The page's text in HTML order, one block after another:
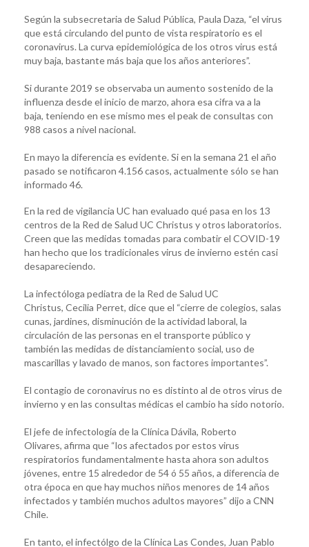
Según la subsecretaria de Salud Pública, Paula Daza, “el virus
que está circulando del punto de vista respiratorio es el
coronavirus. La curva epidemiológica de los otros virus está
muy baja, bastante más baja que los años anteriores”.
Si durante 2019 se observaba un aumento sostenido de la
influenza desde el inicio de marzo, ahora esa cifra va a la
baja, teniendo en ese mismo mes el peak de consultas con
988 casos a nivel nacional.
En mayo la diferencia es evidente. Si en la semana 21 el año
pasado se notificaron 4.156 casos, actualmente sólo se han
informado 46.
En la red de vigilancia UC han evaluado qué pasa en los 13
centros de la Red de Salud UC Christus y otros laboratorios.
Creen que las medidas tomadas para combatir el COVID-19
han hecho que los tradicionales virus de invierno estén casi
desapareciendo.
La infectóloga pediatra de la Red de Salud UC
Christus, Cecilia Perret, dice que el “cierre de colegios, salas
cunas, jardines, disminución de la actividad laboral, la
circulación de las personas en el transporte público y
también las medidas de distanciamiento social, uso de
mascarillas y lavado de manos, son factores importantes”.
El contagio de coronavirus no es distinto al de otros virus de
invierno y en las consultas médicas el cambio ha sido notorio.
El jefe de infectología de la Clínica Dávila, Roberto
Olivares, afirma que “los afectados por estos virus
respiratorios fundamentalmente hasta ahora son adultos
jóvenes, entre 15 alrededor de 54 ó 55 años, a diferencia de
otra época en que hay muchos niños menores de 14 años
infectados y también muchos adultos mayores” dijo a CNN
Chile.
En tanto, el infectólgo de la Clínica Las Condes, Juan Pablo